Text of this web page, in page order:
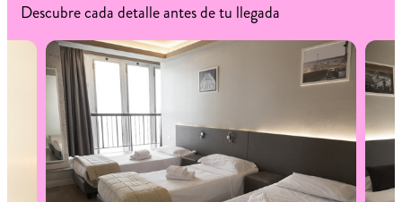
Descubre cada detalle antes de tu llegada